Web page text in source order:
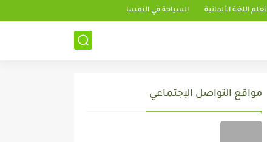
تعلم اللغة الألمانية السياحة في النمسا
مواقع التواصل الإجتماعي